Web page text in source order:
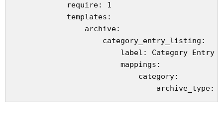
            require: 1
            templates:
                archive:
                    category_entry_listing:
label: Category Entry
                        mappings:
                            category: